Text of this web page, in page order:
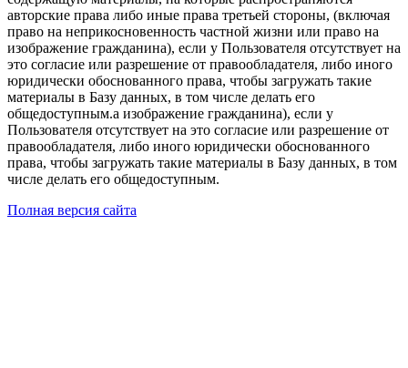
авторские права либо иные права третьей стороны, (включая
право на неприкосновенность частной жизни или право на
изображение гражданина), если у Пользователя отсутствует на
это согласие или разрешение от правообладателя, либо иного
юридически обоснованного права, чтобы загружать такие
материалы в Базу данных, в том числе делать его
общедоступным.а изображение гражданина), если у
Пользователя отсутствует на это согласие или разрешение от
правообладателя, либо иного юридически обоснованного
права, чтобы загружать такие материалы в Базу данных, в том
числе делать его общедоступным.
Полная версия сайта